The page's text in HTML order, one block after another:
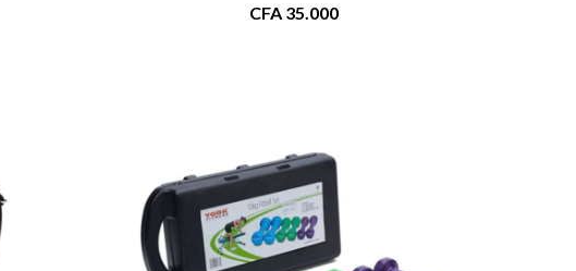
CFA 35.000